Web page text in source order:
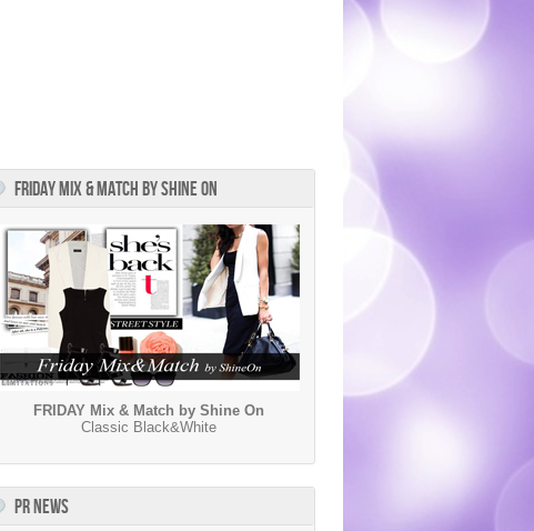
FRIDAY MIX & MATCH BY SHINE ON
FRIDAY Mix & Match by Shine On
Classic Black&White
PR NEWS